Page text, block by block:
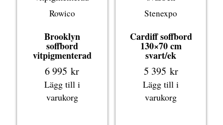
Rowico
Brooklyn
soffbord
vitpigmenterad
6 995kr
Lägg till i
varukorg
Stenexpo
Cardiff soffbord
130×70 cm
svart/ek
5 395 kr
Lägg till i
varukorg